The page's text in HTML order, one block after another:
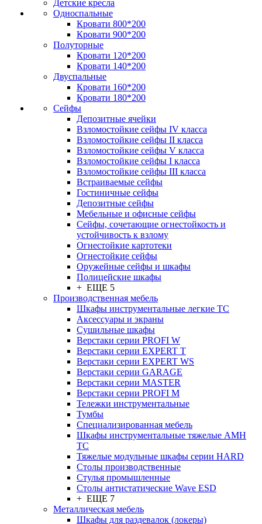
Детские кресла
Односпальные
Кровати 800*200
Кровати 900*200
Полуторные
Кровати 120*200
Кровати 140*200
Двуспальные
Кровати 160*200
Кровати 180*200
Сейфы
Депозитные ячейки
Взломостойкие сейфы IV класса
Взломостойкие сейфы II класса
Взломостойкие сейфы V класса
Взломостойкие сейфы I класса
Взломостойкие сейфы III класса
Встраиваемые сейфы
Гостиничные сейфы
Депозитные сейфы
Мебельные и офисные сейфы
Сейфы, сочетающие огнестойкость и
устойчивость к взлому
Огнестойкие картотеки
Огнестойкие сейфы
Оружейные сейфы и шкафы
Полицейские шкафы
+ ЕЩЕ 5
Производственная мебель
Шкафы инструментальные легкие ТС
Аксессуары и экраны
Cушильные шкафы
Верстаки серии PROFI W
Верстаки серии EXPERT T
Верстаки серии EXPERT WS
Верстаки серии GARAGE
Верстаки серии MASTER
Верстаки серии PROFI M
Тележки инструментальные
Тумбы
Cпециализированная мебель
Шкафы инструментальные тяжелые AMH
TC
Тяжелые модульные шкафы серии HARD
Столы производственные
Стулья промышленные
Столы антистатические Wave ESD
+ ЕЩЕ 7
Металлическая мебель
Шкафы для раздевалок (локеры)